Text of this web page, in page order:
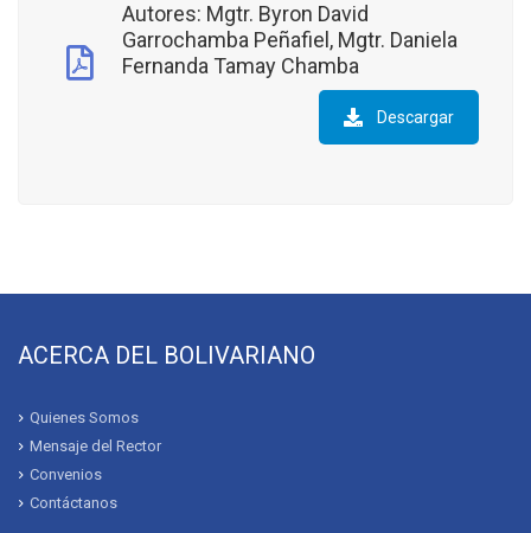
Autores: Mgtr. Byron David
Garrochamba Peñafiel, Mgtr. Daniela
Fernanda Tamay Chamba
Descargar
ACERCA DEL BOLIVARIANO
Quienes Somos
Mensaje del Rector
Convenios
Contáctanos